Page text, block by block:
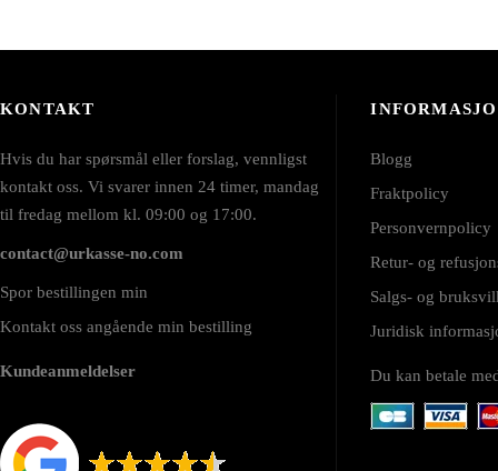
KONTAKT
Hvis du har spørsmål eller forslag, vennligst
kontakt oss. Vi svarer innen 24 timer, mandag
til fredag mellom kl. 09:00 og 17:00.
contact@urkasse-no.com
Spor bestillingen min
Kontakt oss angående min bestilling
Kundeanmeldelser
Blogg
Fraktpolicy
Personvernpolicy
Retur- og
Salgs- og
Juridisk
Du kan betale